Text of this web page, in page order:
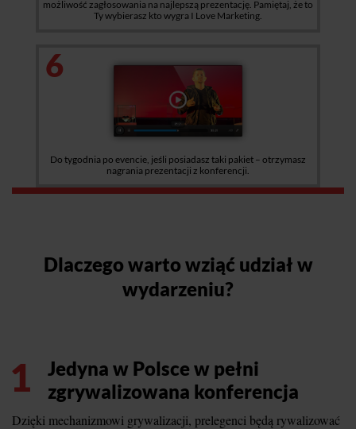
możliwość zagłosowania na najlepszą prezentację. Pamiętaj, że to
Ty wybierasz kto wygra I Love Marketing.
6
Do tygodnia po evencie, jeśli posiadasz taki pakiet – otrzymasz
nagrania prezentacji z konferencji.
Dlaczego warto wziąć udział w
wydarzeniu?
1
Jedyna w Polsce w pełni
zgrywalizowana konferencja
Dzięki mechanizmowi grywalizacji, prelegenci będą rywalizować